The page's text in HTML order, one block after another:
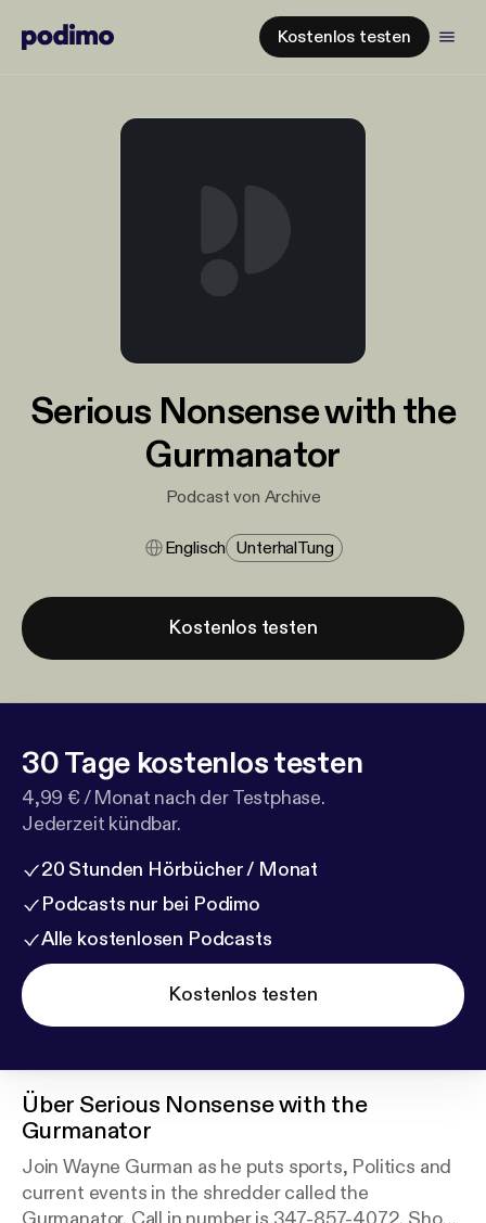
Kostenlos testen
Serious Nonsense with the
Gurmanator
Podcast von Archive
Englisch Unterhal​tung
Kostenlos testen
30 Tage kostenlos testen
4,99 € / Monat nach der Testphase.
Jederzeit kündbar.
20 Stunden Hörbücher / Monat
Podcasts nur bei Podimo
Alle kostenlosen Podcasts
Kostenlos testen
Über Serious Nonsense with the
Gurmanator
Join Wayne Gurman as he puts sports, Politics and
current events in the shredder called the